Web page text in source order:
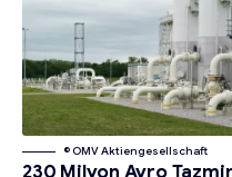
© OMV Aktiengesellschaft
230 Milyon Avro